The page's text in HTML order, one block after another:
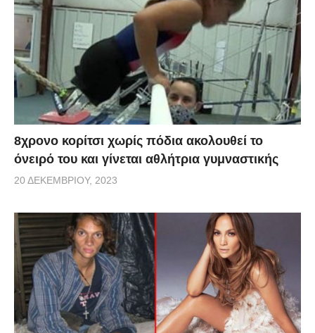
8χρονο κορίτσι χωρίς πόδια ακολουθεί το
όνειρό του και γίνεται αθλήτρια γυμναστικής
20 ΔΕΚΕΜΒΡΊΟΥ, 2023